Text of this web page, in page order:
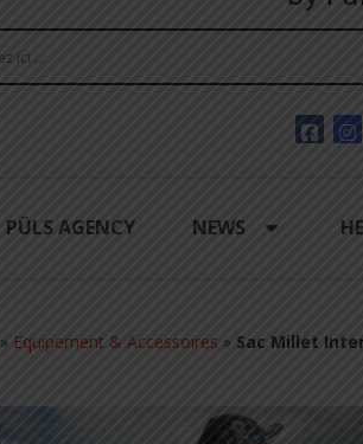
PÜLS AGENCY NEWS
» Equipement & Accessoires » Sac Millet